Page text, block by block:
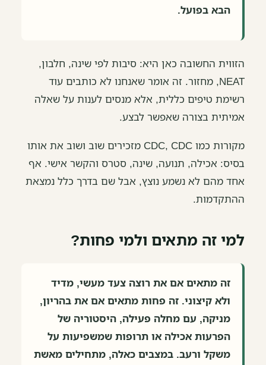
הבא בפועל.
הזווית החשובה כאן היא: סיבות לפי שינה, חלבון,
NEAT, מחזור. זה אומר שאנחנו לא כותבים עוד
רשימת טיפים כללית, אלא מנסים לענות על שאלה
אמיתית בצורה שאפשר לבצע.
מקורות כמו CDC, CDC מזכירים שוב ושוב את אותו
בסיס: אכילה, תנועה, שינה, סטרס והקשר אישי. אף
אחד מהם לא נשמע נוצץ, אבל שם בדרך כלל נמצאת
ההתקדמות.
למי זה מתאים ולמי פחות?
זה מתאים אם את רוצה צעד מעשי, מדיד
ולא קיצוני. זה פחות מתאים אם את בהריון,
מניקה, עם מחלה פעילה, היסטוריה של
הפרעות אכילה או תרופות שמשפיעות על
משקל ורעב. במצבים כאלה, מתחילים מאשת